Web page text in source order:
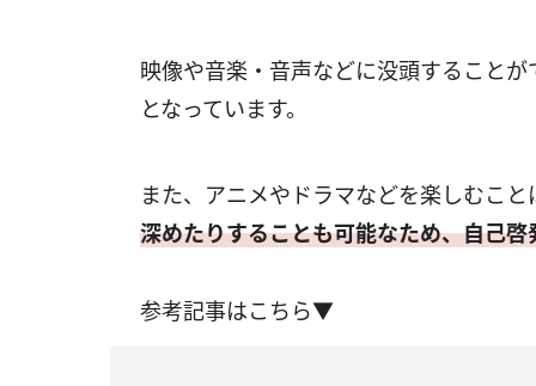
映像や音楽・音声などに没頭すること
となっています。
また、アニメやドラマなどを楽しむこ
深めたりすることも可能なため、自己
参考記事はこちら▼